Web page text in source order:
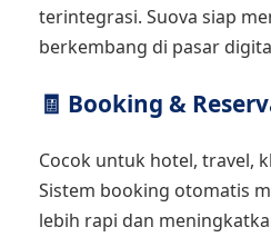
terintegrasi. Suova siap
berkembang di pasar
🧾 Booking &
Cocok untuk hotel, travel,
Sistem booking otomatis
lebih rapi dan